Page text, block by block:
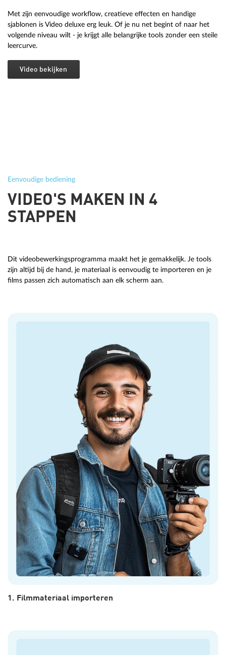
Met zijn eenvoudige workflow, creatieve effecten en handige
sjablonen is Video deluxe erg leuk. Of je nu net begint of naar het
volgende niveau wilt - je krijgt alle belangrijke tools zonder een steile
leercurve.
Video bekijken
Eenvoudige bediening
VIDEO'S MAKEN IN 4
STAPPEN
Dit videobewerkingsprogramma maakt het je gemakkelijk. Je tools
zijn altijd bij de hand, je materiaal is eenvoudig te importeren en je
films passen zich automatisch aan elk scherm aan.
1. Filmmateriaal importeren